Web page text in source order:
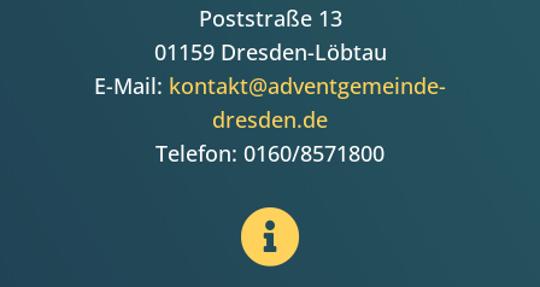
Poststraße 13
01159 Dresden-Löbtau
E-Mail: kontakt@adventgemeinde-
dresden.de
Telefon: 0160/8571800
